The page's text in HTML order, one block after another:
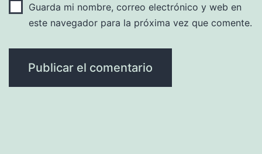
Guarda mi nombre, correo electrónico y web en
este navegador para la próxima vez que comente.